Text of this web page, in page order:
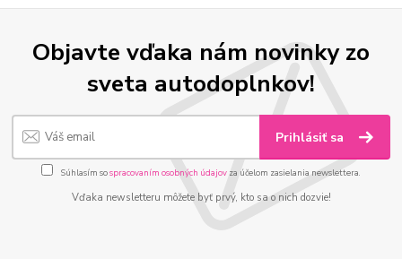
Objavte vďaka nám novinky zo
sveta autodoplnkov!
Prihlásiť sa
Súhlasím sospracovaním osobných údajov za účelom zasielania newslettera.
Vďaka newsletteru môžete byť prvý, kto sa o nich dozvie!